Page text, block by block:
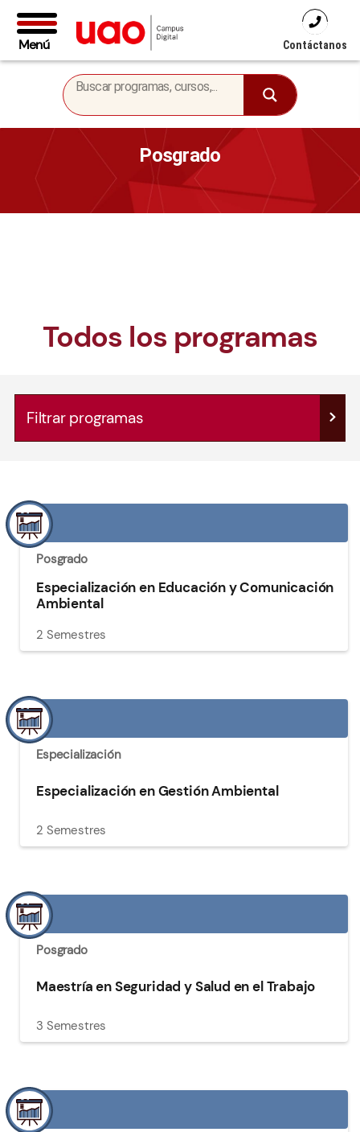
Menú Contáctanos
Posgrado
Todos los programas
Filtrar programas
Posgrado
Especialización en Educación y Comunicación
Ambiental
2 Semestres
Especialización
Especialización en Gestión Ambiental
2 Semestres
Posgrado
Maestría en Seguridad y Salud en el Trabajo
3 Semestres